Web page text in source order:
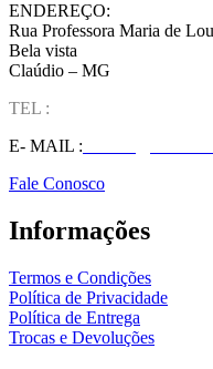
ENDEREÇO:
Rua Professora Maria de
Bela vista
Claúdio – MG
TEL :
E- MAIL :
Fale Conosco
Informações
Termos e Condições
Política de Privacidade
Política de Entrega
Trocas e Devoluções